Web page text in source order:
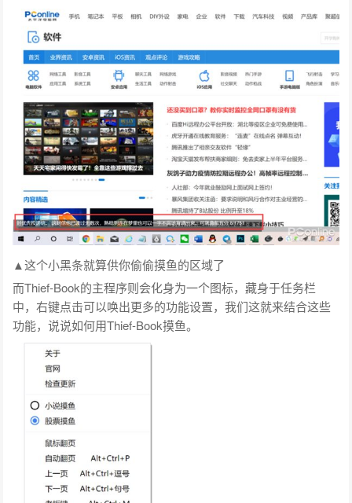
▲这个小黑条就算供你偷偷摸鱼的区域了
而Thief-Book的主程序则会化身为一个图标，藏身于任务栏
中，右键点击可以唤出更多的功能设置，我们这就来结合这些
功能，说说如何用Thief-Book摸鱼。